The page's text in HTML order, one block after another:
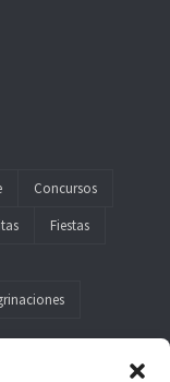
Concursos
Fiestas